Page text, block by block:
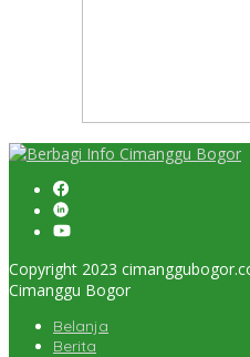
Copyright 2023
Cimanggu Bogor
Belanja
Berita